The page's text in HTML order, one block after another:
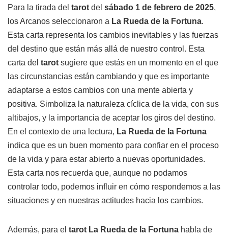
Para la tirada del tarot del sábado 1 de febrero de 2025,
los Arcanos seleccionaron a La Rueda de la Fortuna.
Esta carta representa los cambios inevitables y las fuerzas
del destino que están más allá de nuestro control. Esta
carta del tarot sugiere que estás en un momento en el que
las circunstancias están cambiando y que es importante
adaptarse a estos cambios con una mente abierta y
positiva. Simboliza la naturaleza cíclica de la vida, con sus
altibajos, y la importancia de aceptar los giros del destino.
En el contexto de una lectura, La Rueda de la Fortuna
indica que es un buen momento para confiar en el proceso
de la vida y para estar abierto a nuevas oportunidades.
Esta carta nos recuerda que, aunque no podamos
controlar todo, podemos influir en cómo respondemos a las
situaciones y en nuestras actitudes hacia los cambios.
Además, para el tarot La Rueda de la Fortuna habla de